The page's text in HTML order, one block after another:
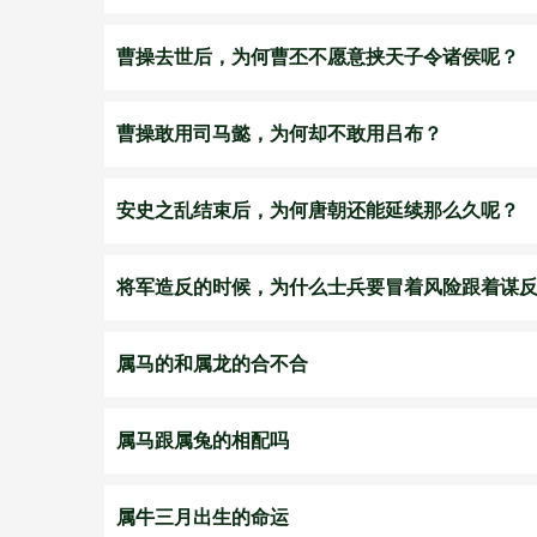
曹操去世后，为何曹丕不愿意挟天子令诸侯呢？
曹操敢用司马懿，为何却不敢用吕布？
安史之乱结束后，为何唐朝还能延续那么久呢？
将军造反的时候，为什么士兵要冒着风险跟着谋
属马的和属龙的合不合
属马跟属兔的相配吗
属牛三月出生的命运